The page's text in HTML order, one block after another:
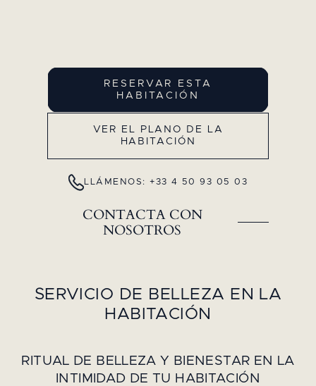
RESERVAR ESTA
HABITACIÓN
VER EL PLANO DE LA
HABITACIÓN
LLÁMENOS: +33 4 50 93 05 03
CONTACTA CON
NOSOTROS
SERVICIO DE BELLEZA EN LA
HABITACIÓN
RITUAL DE BELLEZA Y BIENESTAR EN LA
INTIMIDAD DE TU HABITACIÓN